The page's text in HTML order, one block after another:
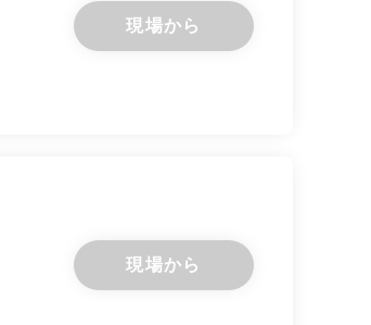
現場から
現場から